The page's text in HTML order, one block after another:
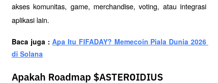
akses komunitas, game, merchandise, voting, atau integrasi
aplikasi lain.
Baca juga : Apa Itu FIFADAY? Memecoin Piala Dunia 2026
di Solana
Apakah Roadmap $ASTEROIDIUS